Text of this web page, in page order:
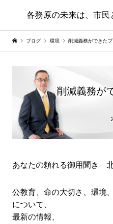
各務原の未来は、市
ブログ 環境 削減義務ができた
削減義務が
あなたの頼れる御用聞き 北
公教育、命の大切さ、環境
について、
最新の情報、